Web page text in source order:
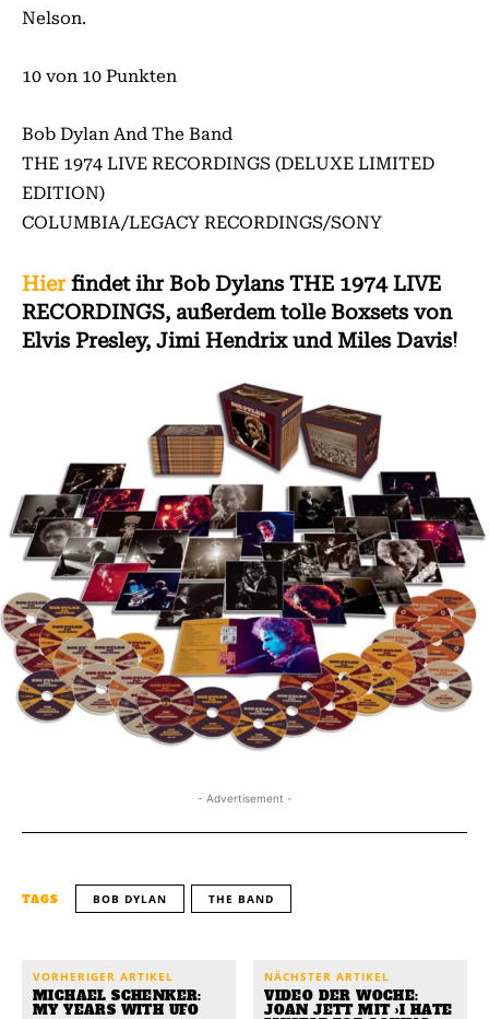
Nelson.
10 von 10 Punkten
Bob Dylan And The Band
THE 1974 LIVE RECORDINGS (DELUXE LIMITED
EDITION)
COLUMBIA/LEGACY RECORDINGS/SONY
Hierfindet ihr Bob Dylans THE 1974 LIVE
RECORDINGS, außerdem tolle Boxsets von
Elvis Presley, Jimi Hendrix und Miles Davis!
- Advertisement -
TAGS BOB DYLAN THE BAND
VORHERIGER ARTIKEL
MICHAEL SCHENKER:
MY YEARS WITH UFO
NÄCHSTER ARTIKEL
VIDEO DER WOCHE:
JOAN JETT MIT ›I HATE